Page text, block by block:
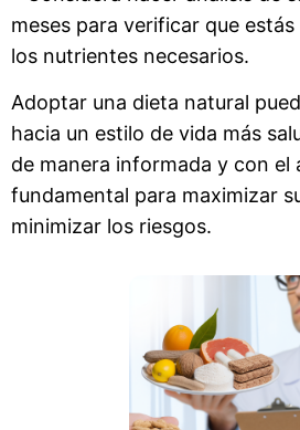
meses para verificar que
los nutrientes necesarios.
Adoptar una dieta natural
hacia un estilo de vida más
de manera informada y con el
fundamental para maximizar
minimizar los riesgos.